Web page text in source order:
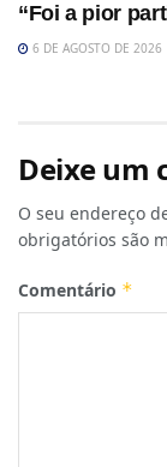
“Foi a pior
6 DE AGOSTO DE 2026
Deixe um
O seu endereço
obrigatórios são
Comentário *